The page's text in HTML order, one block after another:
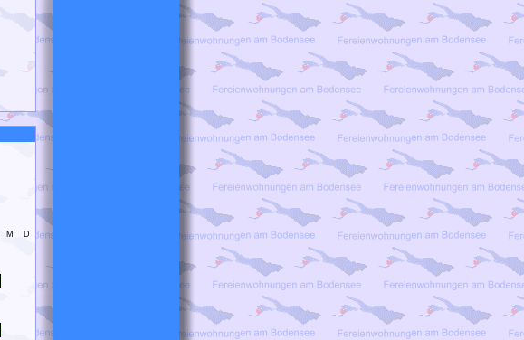
M D